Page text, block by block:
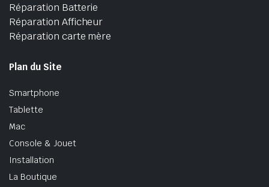
Réparation Batterie
Réparation Afficheur
Réparation carte mère
Plan du Site
Smartphone
Tablette
Mac
Console & Jouet
Installation
La Boutique